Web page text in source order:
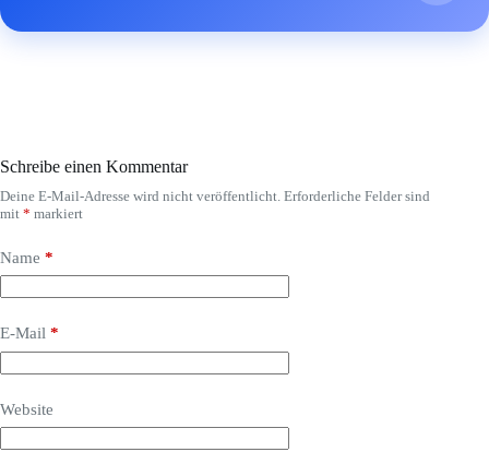
Schreibe einen Kommentar
Deine E-Mail-Adresse wird nicht veröffentlicht. Erforderliche Felder sind
mit * markiert
Name *
E-Mail *
Website